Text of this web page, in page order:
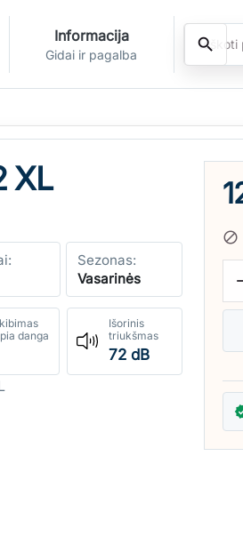
Informacija
Gidai ir pagalba Ieškoti
search
XL
Sezonas:
Vasarinės
danga
Išorinis
triukšmas
72 dB
